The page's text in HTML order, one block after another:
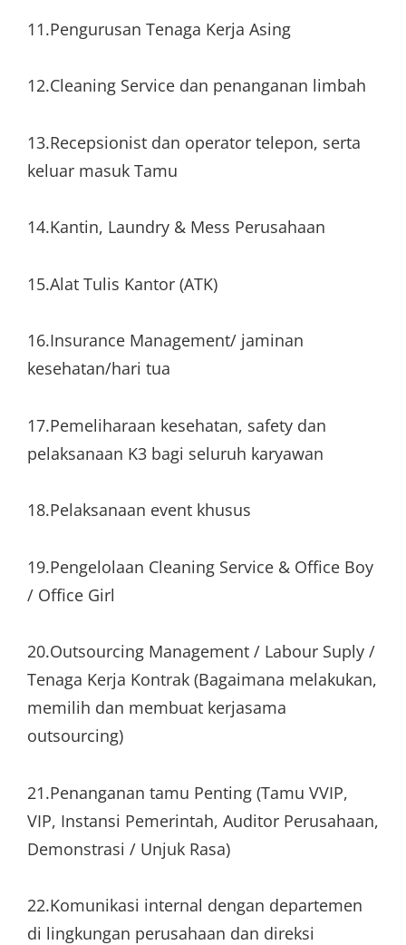
11.Pengurusan Tenaga Kerja Asing
12.Cleaning Service dan penanganan limbah
13.Recepsionist dan operator telepon, serta
keluar masuk Tamu
14.Kantin, Laundry & Mess Perusahaan
15.Alat Tulis Kantor (ATK)
16.Insurance Management/ jaminan
kesehatan/hari tua
17.Pemeliharaan kesehatan, safety dan
pelaksanaan K3 bagi seluruh karyawan
18.Pelaksanaan event khusus
19.Pengelolaan Cleaning Service & Office Boy
/ Office Girl
20.Outsourcing Management / Labour Suply /
Tenaga Kerja Kontrak (Bagaimana melakukan,
memilih dan membuat kerjasama
outsourcing)
21.Penanganan tamu Penting (Tamu VVIP,
VIP, Instansi Pemerintah, Auditor Perusahaan,
Demonstrasi / Unjuk Rasa)
22.Komunikasi internal dengan departemen
di lingkungan perusahaan dan direksi